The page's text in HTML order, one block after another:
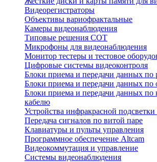
Видеорегистраторы
Объективы вариофрактальные
Камеры видеонаблюдения
Типовые решения СОТ
Микрофоны для видеонаблюдения
Монитор тестеры и тестовое
Цифровые системы видеоконтроля
Блоки приема и передачи данных по
Блоки приема и передачи данных по
Блоки приема и передачи данных по
кабелю
Устройства инфракрасной
Передача сигналов по витой паре
Клавиатуры и пульты управления
Программное обеспечение Altcam
Видеокоммутация и управление
Системы видеонаблюдения